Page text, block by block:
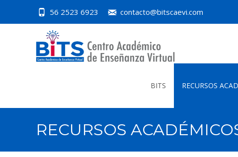
56 2523 6923 contacto@bitscaevi.com
BITS RECURSOS
RECURSOS